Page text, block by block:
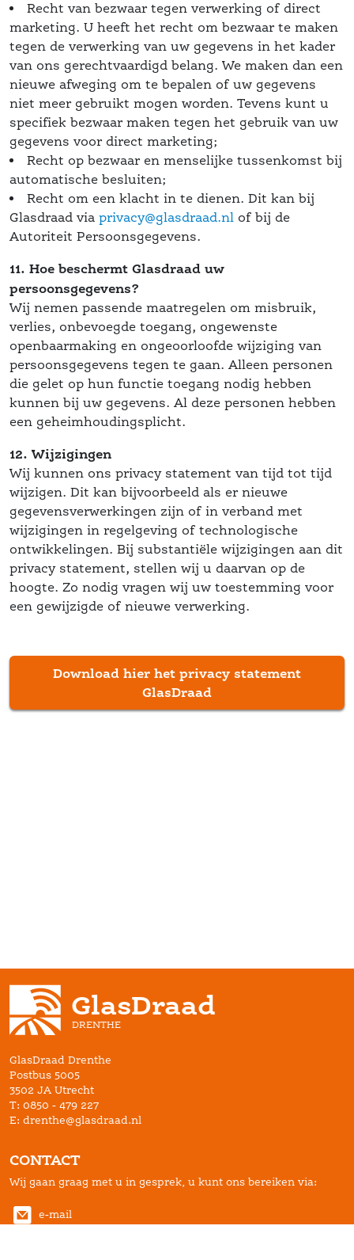
Recht van bezwaar tegen verwerking of direct
marketing. U heeft het recht om bezwaar te maken
tegen de verwerking van uw gegevens in het kader
van ons gerechtvaardigd belang. We maken dan een
nieuwe afweging om te bepalen of uw gegevens
niet meer gebruikt mogen worden. Tevens kunt u
pecifiek bezwaar maken tegen het gebruik van uw
gegevens voor direct marketing;
Recht op bezwaar en menselijke tussenkomst bij
automatische besluiten;
Recht om een klacht in te dienen. Dit kan bij
Glasdraad via privacy@glasdraad.nl of bij de
Autoriteit Persoonsgegevens.
11. Hoe beschermt Glasdraad uw
persoonsgegevens?
Wij nemen passende maatregelen om misbruik,
verlies, onbevoegde toegang, ongewenste
openbaarmaking en ongeoorloofde wijziging van
persoonsgegevens tegen te gaan. Alleen personen
die gelet op hun functie toegang nodig hebben
kunnen bij uw gegevens. Al deze personen hebben
een geheimhoudingsplicht.
12. Wijzigingen
Wij kunnen ons privacy statement van tijd tot tijd
wijzigen. Dit kan bijvoorbeeld als er nieuwe
gegevensverwerkingen zijn of in verband met
wijzigingen in regelgeving of technologische
ontwikkelingen. Bij substantiële wijzigingen aan dit
privacy statement, stellen wij u daarvan op de
hoogte. Zo nodig vragen wij uw toestemming voor
een gewijzigde of nieuwe verwerking.
Download hier het privacy statement
GlasDraad
GlasDraad
DRENTHE
GlasDraad Drenthe
Postbus 5005
3502 JA Utrecht
T: 0850 - 479 227
E: drenthe@glasdraad.nl
CONTACT
Wij gaan graag met u in gesprek, u kunt ons bereiken via:
e-mail